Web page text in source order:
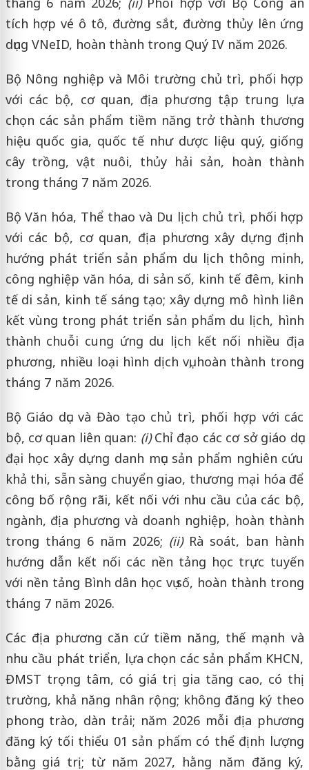
tích hợp vé ô tô, đường sắt, đường thủy lên ứng
dụng VNeID, hoàn thành trong Quý IV năm 2026.
Bộ Nông nghiệp và Môi trường chủ trì, phối hợp
với các bộ, cơ quan, địa phương tập trung lựa
chọn các sản phẩm tiềm năng trở thành thương
hiệu quốc gia, quốc tế như dược liệu quý, giống
cây trồng, vật nuôi, thủy hải sản, hoàn thành
trong tháng 7 năm 2026.
Bộ Văn hóa, Thể thao và Du lịch chủ trì, phối hợp
với các bộ, cơ quan, địa phương xây dựng định
hướng phát triển sản phẩm du lịch thông minh,
công nghiệp văn hóa, di sản số, kinh tế đêm, kinh
tế di sản, kinh tế sáng tạo; xây dựng mô hình liên
kết vùng trong phát triển sản phẩm du lịch, hình
thành chuỗi cung ứng du lịch kết nối nhiều địa
phương, nhiều loại hình dịch vụ, hoàn thành trong
tháng 7 năm 2026.
Bộ Giáo dục và Đào tạo chủ trì, phối hợp với các
bộ, cơ quan liên quan: (i)Chỉ đạo các cơ sở giáo dục
đại học xây dựng danh mục sản phẩm nghiên cứu
khả thi, sẵn sàng chuyển giao, thương mại hóa để
công bố rộng rãi, kết nối với nhu cầu của các bộ,
ngành, địa phương và doanh nghiệp, hoàn thành
trong tháng 6 năm 2026; (ii)Rà soát, ban hành
hướng dẫn kết nối các nền tảng học trực tuyến
với nền tảng Bình dân học vụ số, hoàn thành trong
tháng 7 năm 2026.
Các địa phương căn cứ tiềm năng, thế mạnh và
nhu cầu phát triển, lựa chọn các sản phẩm KHCN,
ĐMST trọng tâm, có giá trị gia tăng cao, có thị
trường, khả năng nhân rộng; không đăng ký theo
phong trào, dàn trải; năm 2026 mỗi địa phương
đăng ký tối thiểu 01 sản phẩm có thể định lượng
bằng giá trị; từ năm 2027, hằng năm đăng ký,